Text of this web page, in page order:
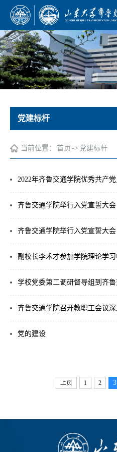
党建标杆
当前位置： 首页 -> 党建标杆
齐鲁交通学院举行入党宣誓大会
齐鲁交通学院举行入党宣誓大会
党的建设
上页 1 2 3